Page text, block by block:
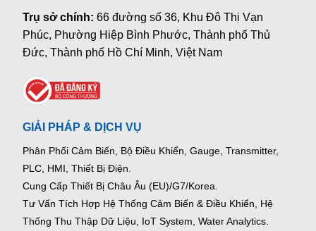
Trụ sở chính:66 đường số 36, Khu Đô Thị Vạn
Phúc, Phường Hiệp Bình Phước, Thành phố Thủ
Đức, Thành phố Hồ Chí Minh, Việt Nam
GIẢI PHÁP & DỊCH VỤ
Phân Phối Cảm Biến, Bộ Điều Khiển, Gauge, Transmitter,
PLC, HMI, Thiết Bị Điện.
Cung Cấp Thiết Bị Châu Âu (EU)/G7/Korea.
Tư Vấn Tích Hợp Hệ Thống Cảm Biến & Điều Khiển, Hệ
Thống Thu Thập Dữ Liệu, IoT System, Water Analytics.